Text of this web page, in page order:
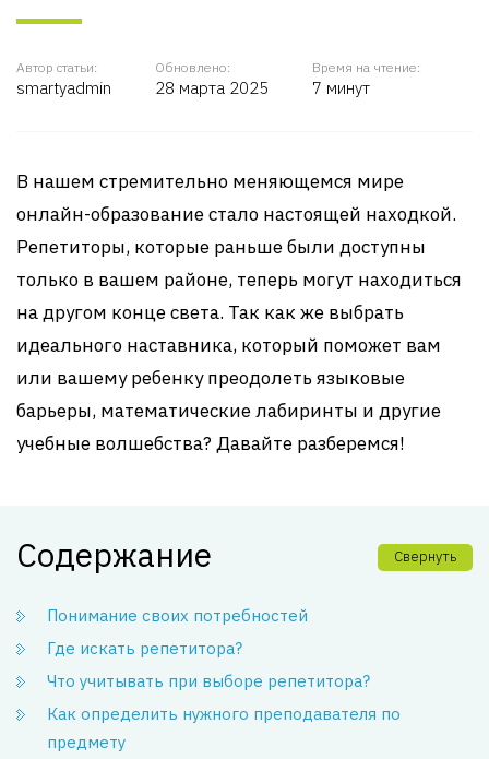
Автор статьи:
smartyadmin
Обновлено:
28 марта 2025
Время на чтение:
7 минут
В нашем стремительно меняющемся мире
онлайн-образование стало настоящей находкой.
Репетиторы, которые раньше были доступны
только в вашем районе, теперь могут находиться
на другом конце света. Так как же выбрать
идеального наставника, который поможет вам
или вашему ребенку преодолеть языковые
барьеры, математические лабиринты и другие
учебные волшебства? Давайте разберемся!
Содержание Свернуть
Понимание своих потребностей
Где искать репетитора?
Что учитывать при выборе репетитора?
Как определить нужного преподавателя по
предмету